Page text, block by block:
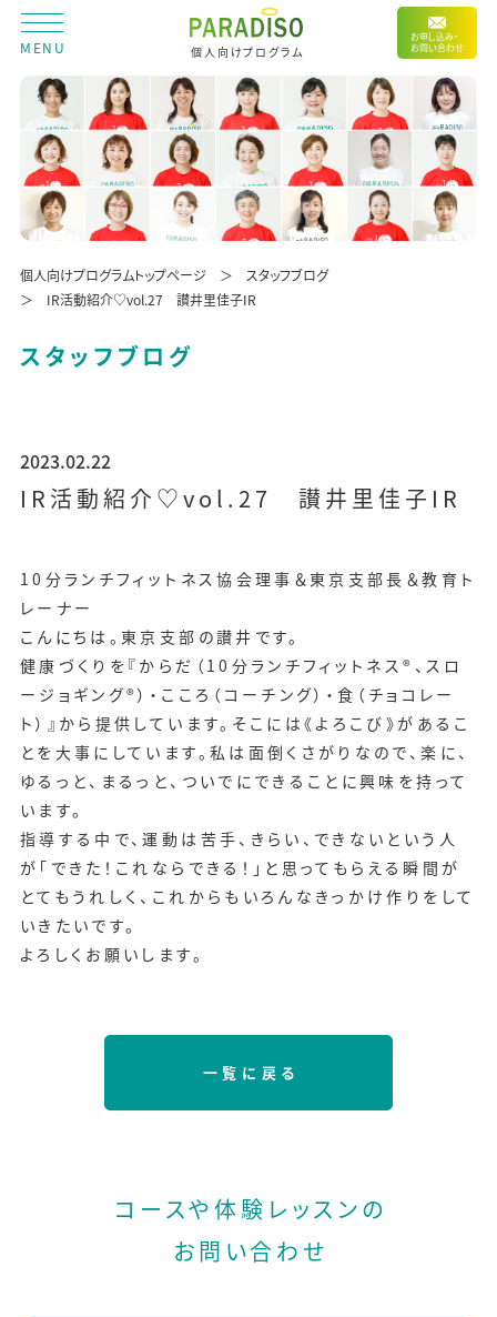
MENU 個人向けプログラム
お申し込み・
お問い合わせ
個人向けプログラムトップページ
スタッフブログ
IR活動紹介♡vol.27 讃井里佳子IR
スタッフブログ
2023.02.22
IR活動紹介♡vol.27 讃井里佳子IR
10分ランチフィットネス協会理事＆東京支部長＆教育ト
レーナー
こんにちは。東京支部の讃井です。
健康づくりを『からだ（10分ランチフィットネス®、スロ
ージョギング®）・こころ（コーチング）・食（チョコレー
ト）』から提供しています。そこには《よろこび》があるこ
とを大事にしています。私は面倒くさがりなので、楽に、
ゆるっと、まるっと、ついでにできることに興味を持って
います。
指導する中で、運動は苦手、きらい、できないという人
が「できた！これならできる！」と思ってもらえる瞬間が
とてもうれしく、これからもいろんなきっかけ作りをして
いきたいです。
よろしくお願いします。
一覧に戻る
コースや体験レッスンの
お問い合わせ